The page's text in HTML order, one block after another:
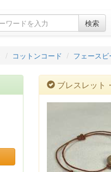
検索
コットンコード フェース
ブレスレット